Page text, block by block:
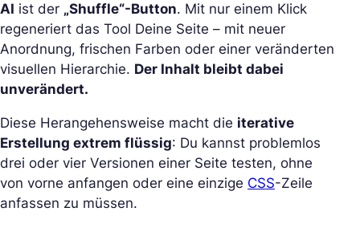
AI ist der „Shuffle“-Button. Mit nur einem Klick
regeneriert das Tool Deine Seite – mit neuer
Anordnung, frischen Farben oder einer veränderten
visuellen Hierarchie. Der Inhalt bleibt dabei
unverändert.
Diese Herangehensweise macht die iterative
Erstellung extrem flüssig: Du kannst problemlos
drei oder vier Versionen einer Seite testen, ohne
von vorne anfangen oder eine einzige CSS-Zeile
anfassen zu müssen.